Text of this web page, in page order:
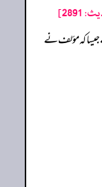
کہ مؤلف نے